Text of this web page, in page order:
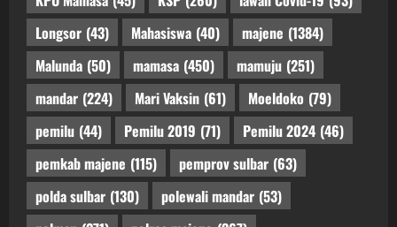
Longsor (43) Mahasiswa (40) majene (1384)
Malunda (50) mamasa (450) mamuju (251)
mandar (224) Mari Vaksin (61) Moeldoko (79)
pemilu (44) Pemilu 2019 (71) Pemilu 2024 (46)
pemkab majene (115) pemprov sulbar (63)
polda sulbar (130) polewali mandar (53)